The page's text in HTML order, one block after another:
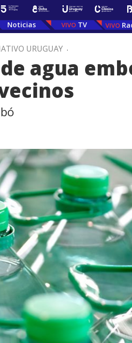
Noticias TV
URUGUAY .
agua